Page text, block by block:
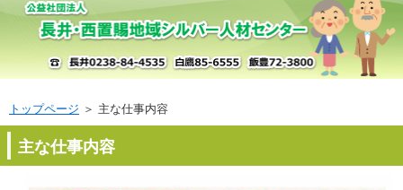
トップページ ＞ 主な仕事内容
主な仕事内容